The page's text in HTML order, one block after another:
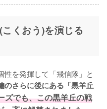
こくおう)を演じる
を発揮して「飛信隊」と
のさらに後にある「黒羊丘
ズでも、この黒羊丘の戦